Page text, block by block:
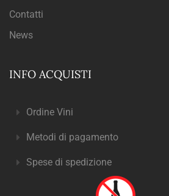
Contatti
News
INFO ACQUISTI
Ordine Vini
Metodi di pagamento
Spese di spedizione